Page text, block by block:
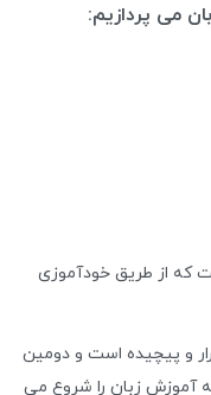
می پردازیم:
که از طریق خودآموزی
و پیچیده است و دومین
آموزش زبان را شروع می